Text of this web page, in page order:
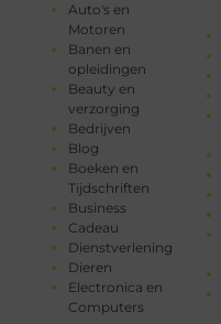
Auto's en
Motoren
Banen en
opleidingen
Beauty en
verzorging
Bedrijven
Blog
Boeken en
Tijdschriften
Business
Cadeau
Dienstverlening
Dieren
Electronica en
Computers